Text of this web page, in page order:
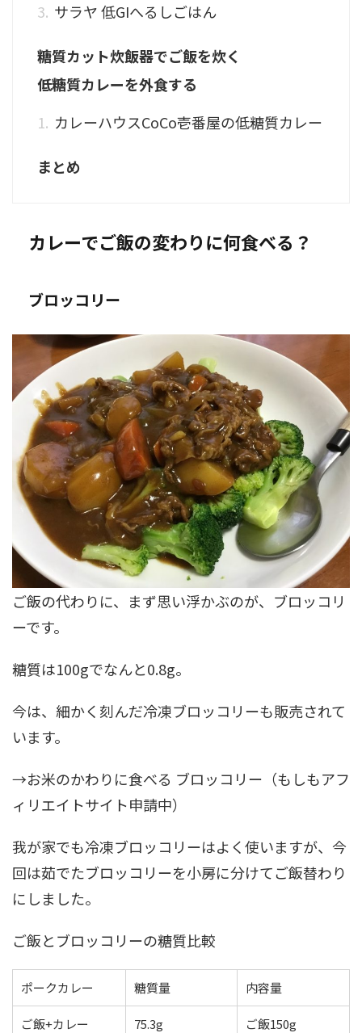
サラヤ 低GIへるしごはん
糖質カット炊飯器でご飯を炊く
低糖質カレーを外食する
カレーハウスCoCo壱番屋の低糖質カレー
まとめ
カレーでご飯の変わりに何食べる？
ブロッコリー
ご飯の代わりに、まず思い浮かぶのが、ブロッコリ
ーです。
糖質は100gでなんと0.8g。
今は、細かく刻んだ冷凍ブロッコリーも販売されて
います。
→お米のかわりに食べる ブロッコリー（もしもアフ
ィリエイトサイト申請中）
我が家でも冷凍ブロッコリーはよく使いますが、今
回は茹でたブロッコリーを小房に分けてご飯替わり
にしました。
ご飯とブロッコリーの糖質比較
ポークカレー 糖質量 内容量
ご飯+カレー 75.3g ご飯150g